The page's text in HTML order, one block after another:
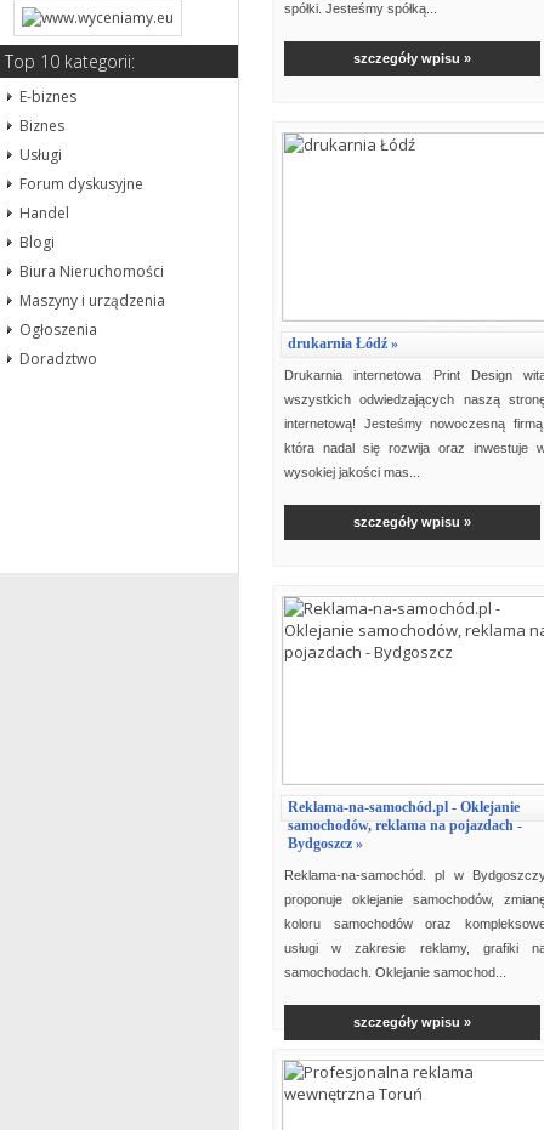
Top 10 kategorii:
E-biznes
Biznes
Usługi
Forum dyskusyjne
Handel
Blogi
Biura Nieruchomości
Maszyny i urządzenia
Ogłoszenia
Doradztwo
spółki. Jesteśmy spółką...
szczegóły wpisu »
drukarnia Łódź »
Drukarnia internetowa Print Design
wszystkich odwiedzających naszą
internetową! Jesteśmy nowoczesną
która nadal się rozwija oraz inwestuje
wysokiej jakości mas...
szczegóły wpisu »
Reklama-na-samochód.pl - Oklejanie
samochodów, reklama na pojazdach -
Bydgoszcz »
Reklama-na-samochód. pl w
proponuje oklejanie samochodów,
koloru samochodów oraz
usługi w zakresie reklamy, grafiki
samochodach. Oklejanie samochod...
szczegóły wpisu »